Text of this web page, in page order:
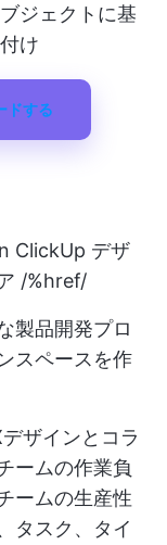
ジェクトに基
け
ドする
ClickUp デザ
/%href/
製品開発プロ
スペースを作
ザインとコラ
ームの作業負
ームの生産性
タスク、タイ